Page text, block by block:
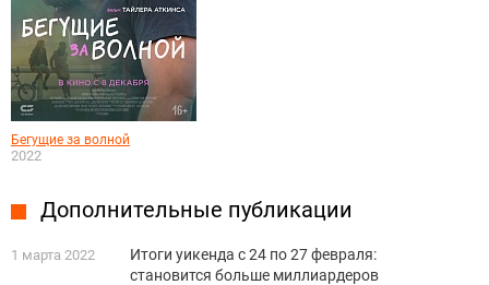
Бегущие за волной
2022
Дополнительные публикации
1 марта 2022
Итоги уикенда с 24 по 27 февраля:
становится больше миллиардеров